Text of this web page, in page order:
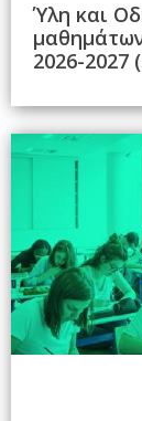
Ύλη και
2026-2027